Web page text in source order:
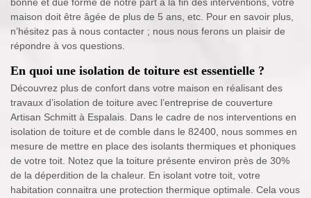
maison doit être âgée de plus de 5 ans, etc. Pour en savoir plus,
n’hésitez pas à nous contacter ; nous nous ferons un plaisir de
répondre à vos questions.
En quoi une isolation de toiture est essentielle ?
Découvrez plus de confort dans votre maison en réalisant des
travaux d’isolation de toiture avec l’entreprise de couverture
Artisan Schmitt à Espalais. Dans le cadre de nos interventions en
isolation de toiture et de comble dans le 82400, nous sommes en
mesure de mettre en place des isolants thermiques et phoniques
de votre toit. Notez que la toiture présente environ près de 30%
de la déperdition de la chaleur. En isolant votre toit, votre
habitation connaitra une protection thermique optimale. Cela vous